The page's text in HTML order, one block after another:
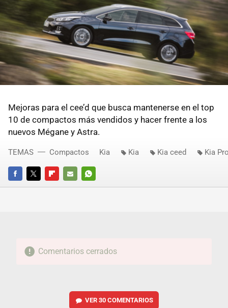
Mejoras para el cee’d que busca mantenerse en el top
10 de compactos más vendidos y hacer frente a los
nuevos Mégane y Astra.
FACEBOOKTWITTERFLIPBOARD
E-
WHATSAPP
TEMAS Compactos Kia Kia Kia ceed Kia
Comentarios cerrados
VER 30 COMENTARIOS